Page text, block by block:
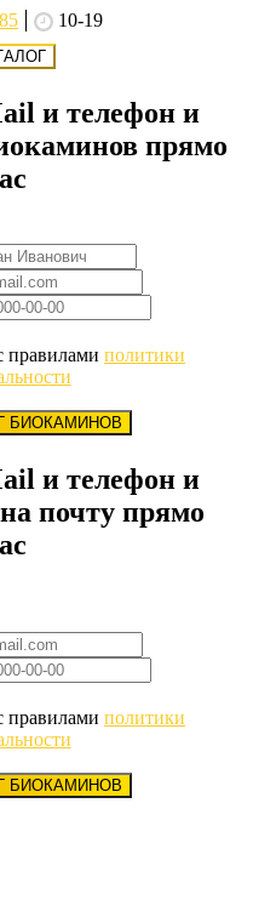
10-19
и телефон и
прямо
правилами политики
БИОКАМИНОВ
и телефон и
почту прямо
правилами политики
БИОКАМИНОВ